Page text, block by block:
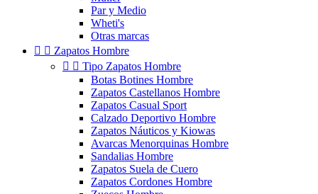
Par y Medio
Wheti's
Otras marcas
  Zapatos Hombre
  Tipo Zapatos Hombre
Botas Botines Hombre
Zapatos Castellanos Hombre
Zapatos Casual Sport
Calzado Deportivo Hombre
Zapatos Náuticos y Kiowas
Avarcas Menorquinas Hombre
Sandalias Hombre
Zapatos Suela de Cuero
Zapatos Cordones Hombre